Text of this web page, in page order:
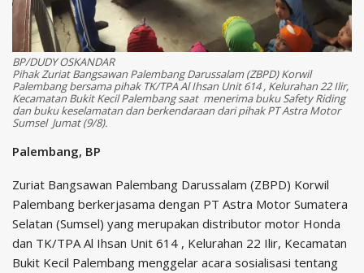
BP/DUDY OSKANDAR
Pihak Zuriat Bangsawan Palembang Darussalam (ZBPD) Korwil
Palembang bersama pihak TK/TPA Al Ihsan Unit 614 , Kelurahan 22 Ilir,
Kecamatan Bukit Kecil Palembang saat menerima buku Safety Riding
dan buku keselamatan dan berkendaraan dari pihak PT Astra Motor
Sumsel Jumat (9/8).
Palembang, BP
Zuriat Bangsawan Palembang Darussalam (ZBPD) Korwil
Palembang berkerjasama dengan PT Astra Motor Sumatera
Selatan (Sumsel) yang merupakan distributor motor Honda
dan TK/TPA Al Ihsan Unit 614 , Kelurahan 22 Ilir, Kecamatan
Bukit Kecil Palembang menggelar acara sosialisasi tentang